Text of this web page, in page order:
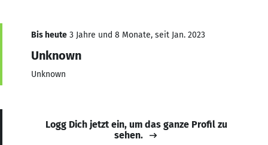
Bis heute 3 Jahre und 8 Monate, seit Jan. 2023
Unknown
Unknown
Logg Dich jetzt ein, um das ganze Profil zu
sehen.